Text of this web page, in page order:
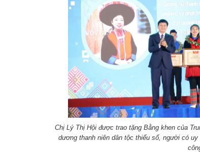
Chị Lý Thị Hội được trao tặng Bằng khen của
dương thanh niên dân tộc thiểu số, người có